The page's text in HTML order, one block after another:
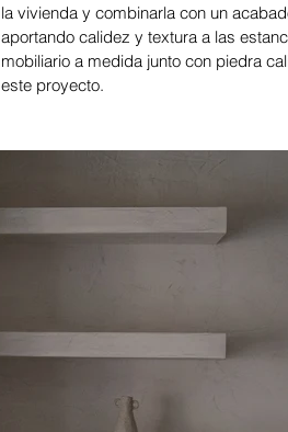
la vivienda y combinarla con un
aportando calidez y textura a las
mobiliario a medida junto con piedra
este proyecto.